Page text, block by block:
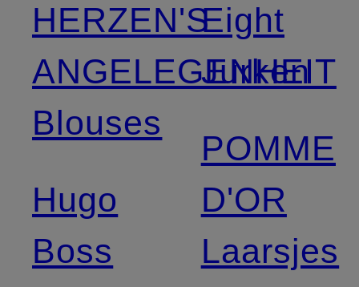
HERZEN'S
ANGELEGENHEIT
Blouses
Hugo
Boss
Eight
Jurken
POMME
D'OR
Laarsjes